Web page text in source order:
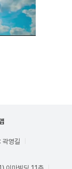
곽영길